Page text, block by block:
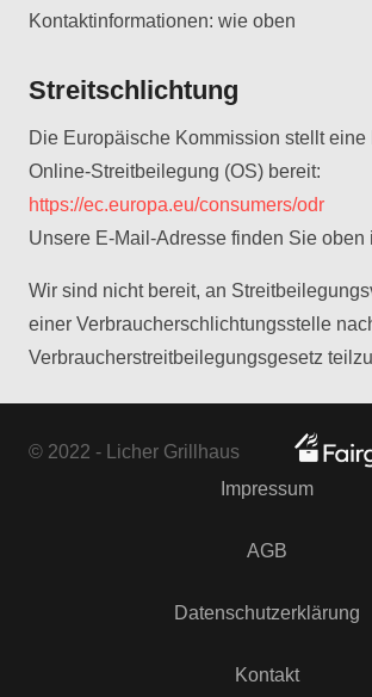
Kontaktinformationen: wie oben
Streitschlichtung
Die Europäische Kommission stellt eine
Online-Streitbeilegung (OS) bereit:
https://ec.europa.eu/consumers/odr
Unsere E-Mail-Adresse finden Sie oben
Wir sind nicht bereit, an
einer Verbraucherschlichtungsstelle
Verbraucherstreitbeilegungsgesetz
© 2022 -
Licher Grillhaus
Impressum
AGB
Datenschutzerklärung
Kontakt